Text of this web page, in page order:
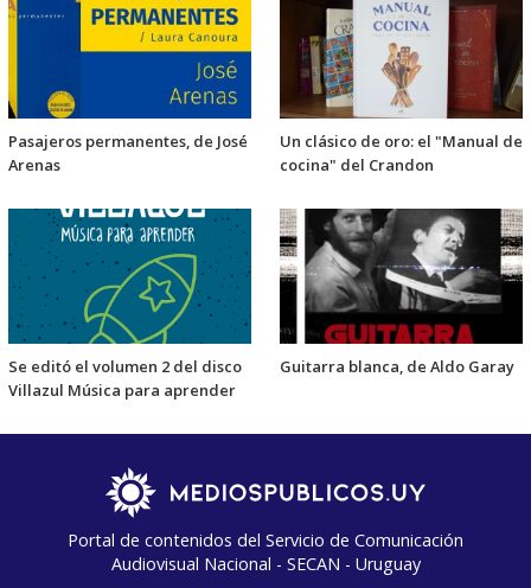
Pasajeros permanentes, de José
Arenas
Un clásico de oro: el "Manual de
cocina" del Crandon
Se editó el volumen 2 del disco
Villazul Música para aprender
Guitarra blanca, de Aldo Garay
Portal de contenidos del Servicio de Comunicación
Audiovisual Nacional - SECAN - Uruguay